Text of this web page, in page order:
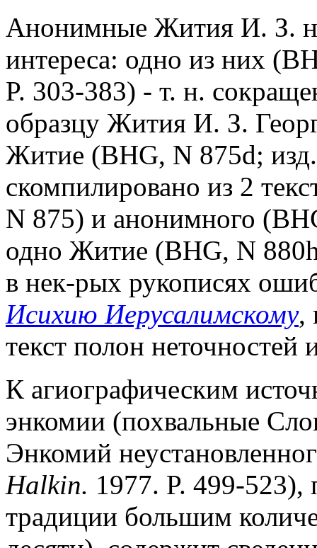
Анонимные Жития И. З.
интереса: одно из них
P. 303-383) - т. н.
образцу Жития И. З.
Житие (BHG, N 875d;
скомпилировано из 2
N 875) и анонимного
одно Житие (BHG, N
в нек-рых рукописях
Исихию Иерусалимскому,
текст полон
К агиографическим
энкомии (похвальные
Энкомий
Halkin. 1977. P. 499-523),
традиции большим